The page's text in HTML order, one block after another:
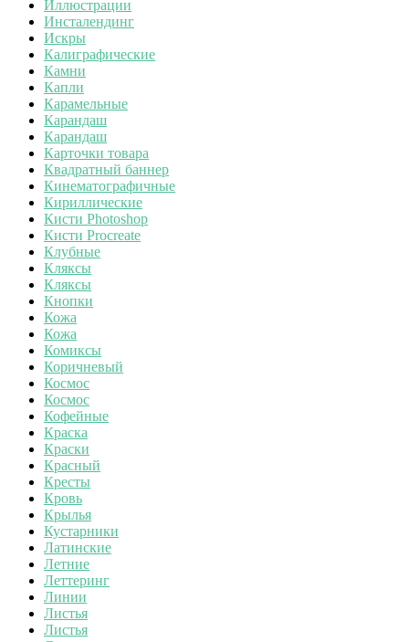
Иллюстрации
Инсталендинг
Искры
Калиграфические
Камни
Капли
Карамельные
Карандаш
Карандаш
Карточки товара
Квадратный баннер
Кинематографичные
Кириллические
Кисти Photoshop
Кисти Procreate
Клубные
Кляксы
Кляксы
Кнопки
Кожа
Кожа
Комиксы
Коричневый
Космос
Космос
Кофейные
Краска
Краски
Красный
Кресты
Кровь
Крылья
Кустарники
Латинские
Летние
Леттеринг
Линии
Листья
Листья